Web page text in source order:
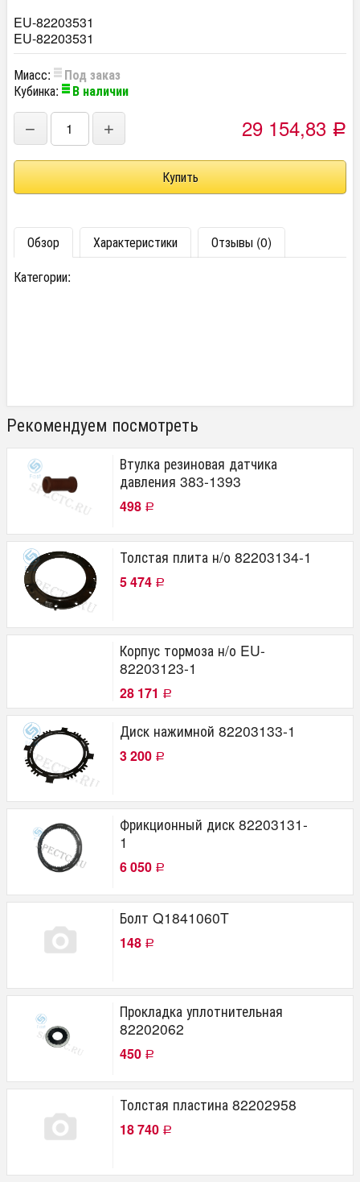
EU-82203531
EU-82203531
Миасс:
Под заказ
Кубинка:
В наличии
− + 29 154,83 Р
Обзор Характеристики
Отзывы (0)
Категории:
Рекомендуем посмотреть
Втулка резиновая датчика
давления 383-1393
498 Р
Толстая плита н/о 82203134-1
5 474 Р
Корпус тормоза н/о EU-
82203123-1
28 171 Р
Диск нажимной 82203133-1
3 200 Р
Фрикционный диск 82203131-
1
6 050 Р
Болт Q1841060T
148 Р
Прокладка уплотнительная
82202062
450 Р
Толстая пластина 82202958
18 740 Р